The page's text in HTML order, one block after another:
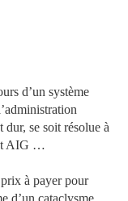
d’un système
se soit résolue à
AIG …
à payer pour
d’un cataclysme